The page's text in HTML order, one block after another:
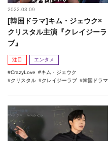
2022.03.09
[韓国ドラマ]キム・ジェウク×
クリスタル主演『クレイジーラ
ブ』
注目 エンタメ
CrazyLove
キム・ジェウク
クリスタル
クレイジーラブ 韓国ドラマ